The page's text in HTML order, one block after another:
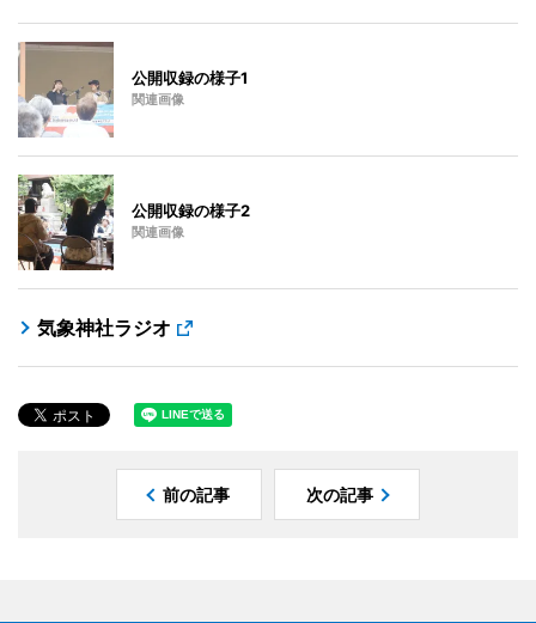
公開収録の様子1
関連画像
公開収録の様子2
関連画像
気象神社ラジオ
前の記事 次の記事